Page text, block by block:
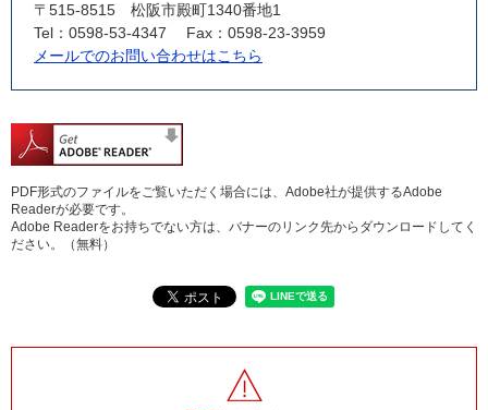
〒515-8515
松阪市殿町1340番地1
Tel：0598-53-4347
Fax：0598-23-3959
メールでのお問い合わせはこちら
PDF形式のファイルをご覧いただく場合には、Adobe社が提供するAdobe
Readerが必要です。
Adobe Readerをお持ちでない方は、バナーのリンク先からダウンロードしてく
ださい。（無料）